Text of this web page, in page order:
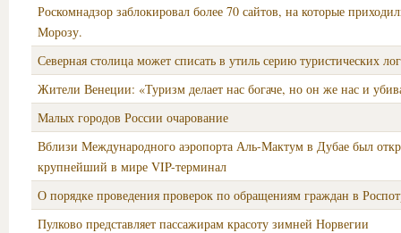
Роскомнадзор заблокировал более 70 сайтов, на которые
Морозу.
Северная столица может списать в утиль серию туристических
Жители Венеции: «Туризм делает нас богаче, но он же нас и
Малых городов России очарование
Вблизи Международного аэропорта Аль-Мактум в Дубае был
крупнейший в мире VIP-терминал
О порядке проведения проверок по обращениям граждан в
Пулково представляет пассажирам красоту зимней Норвегии